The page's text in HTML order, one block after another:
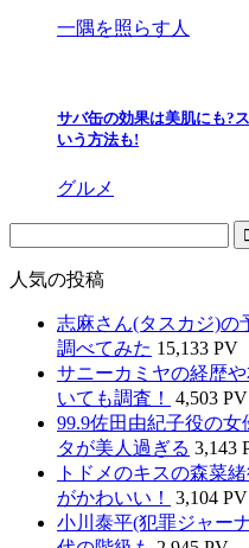
一隅を照らす人
サバ缶の効果は美肌にも?
いう方法も!
グルメ
人気の投稿
志麻さん(タスカジ)の
調べてみた 15,133 PV
サニーカミヤの経歴
いても調査！
4,503 PV
99.9佐田由紀子役の
タが美人過ぎる 3,143
トドメのキスの森菜
がかわいい！
3,104 PV
小川泰平(犯罪ジャー